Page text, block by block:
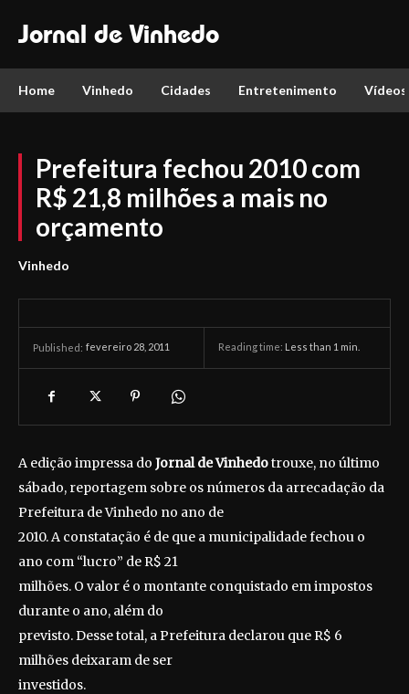
Jornal de Vinhedo
Home Vinhedo Cidades Entretenimento Vídeos
Prefeitura fechou 2010 com
R$ 21,8 milhões a mais no
orçamento
Vinhedo
Published: fevereiro 28, 2011 Reading time: Less than 1 min.
A edição impressa do Jornal de Vinhedotrouxe, no último
sábado, reportagem sobre os números da arrecadação da
Prefeitura de Vinhedo no ano de
2010. A constatação é de que a municipalidade fechou o
ano com “lucro” de R$ 21
milhões. O valor é o montante conquistado em impostos
durante o ano, além do
previsto. Desse total, a Prefeitura declarou que R$ 6
milhões deixaram de ser
investidos.